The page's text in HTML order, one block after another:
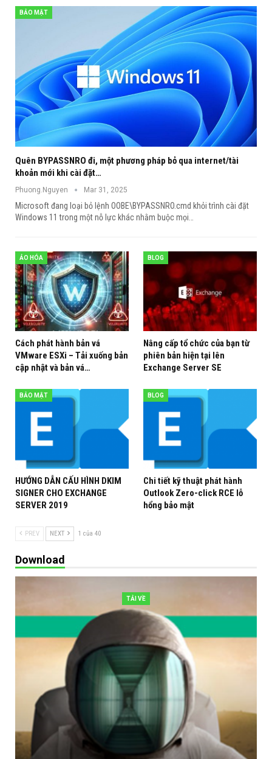
BẢO MẬT
Quên BYPASSNRO đi, một phương pháp bỏ qua internet/tài
khoản mới khi cài đặt…
Phuong.Nguyen Mar 31, 2025
Microsoft đang loại bỏ lệnh OOBE\BYPASSNRO.cmd khỏi trình cài đặt
Windows 11 trong một nỗ lực khác nhằm buộc mọi…
ẢO HÓA
Cách phát hành bản vá
VMware ESXi – Tải xuống bản
cập nhật và bản vá…
BLOG
Nâng cấp tổ chức của bạn từ
phiên bản hiện tại lên
Exchange Server SE
BẢO MẬT
HƯỚNG DẪN CẤU HÌNH DKIM
SIGNER CHO EXCHANGE
SERVER 2019
BLOG
Chi tiết kỹ thuật phát hành
Outlook Zero-click RCE lỗ
hổng bảo mật
PREV NEXT 1 của 40
Download
TẢI VỀ